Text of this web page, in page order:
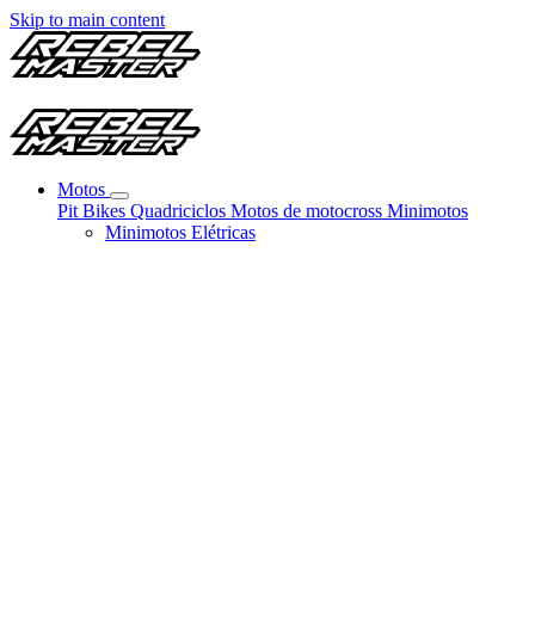
Skip to main content
Motos
Pit Bikes Quadriciclos Motos de motocross Minimotos
Minimotos Elétricas